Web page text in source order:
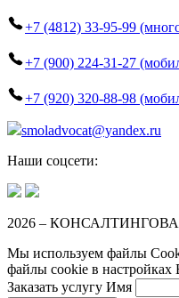
+7 (4812) 33-95-99
+7 (900) 224-31-27
+7 (920) 320-88-98
smoladvocat@yandex.ru
Наши соцсети:
2026 –
Мы используем файлы
файлы cookie в настройках
Заказать услугу Имя